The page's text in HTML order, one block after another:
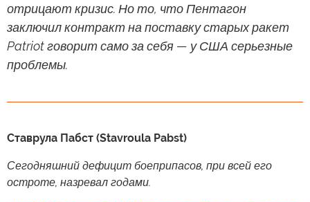
отрицают кризис. Но то, что Пентагон
заключил контракт на поставку старых ракет
Patriot говорит само за себя — у США серьезные
проблемы.
Ставрула Пабст (Stavroula Pabst)
Сегодняшний дефицит боеприпасов, при всей его
остроте, назревал годами.